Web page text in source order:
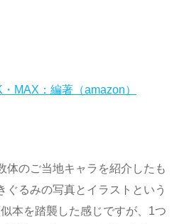
MAX：編著（amazon）
体のご当地キャラを紹介したも
るみの写真とイラストという
本を踏襲した感じですが、1つ